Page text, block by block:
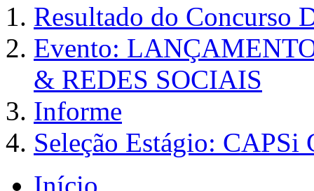
Resultado do Concurso
Evento:
& REDES SOCIAIS
Informe
Seleção Estágio:
Início